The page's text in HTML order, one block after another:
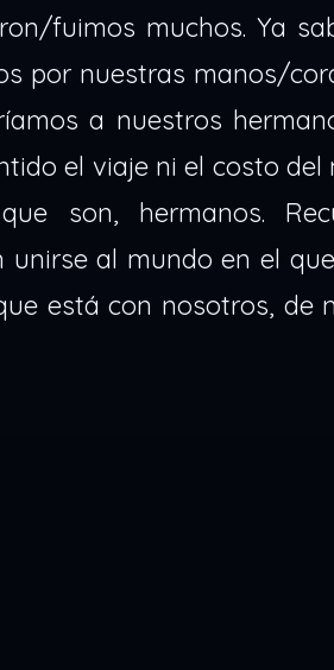
fuimos muchos. Ya
por nuestras manos/
a nuestros
el viaje ni el costo del
son, hermanos.
al mundo en el
está con nosotros, de